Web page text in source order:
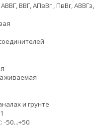
ВВГ, АПвВг , ПвВг, АВВГз,
и грунте
-50...+50